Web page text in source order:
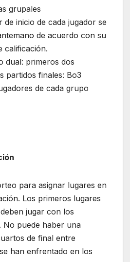
grupales
de inicio de cada jugador se
de acuerdo con su
calificación.
dual: primeros dos
partidos finales: Bo3
de cada grupo
para asignar lugares en
Los primeros lugares
jugar con los
No puede haber una
de final entre
han enfrentado en los